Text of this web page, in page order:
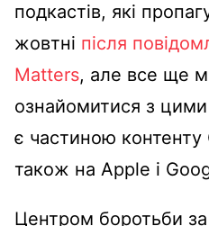
подкастів, які
жовтні після
Matters, але все ще
ознайомитися з
є частиною контенту
також на Apple і
Центром боротьби